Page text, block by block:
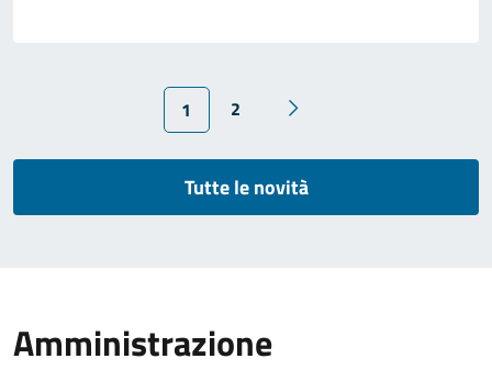
1 2
Tutte le novità
Amministrazione